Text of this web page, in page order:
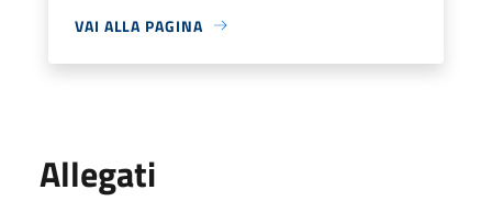
VAI ALLA PAGINA
Allegati